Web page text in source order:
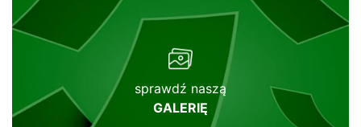
sprawdź naszą
GALERIĘ